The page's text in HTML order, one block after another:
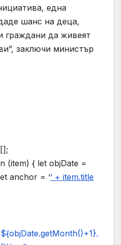
една
шанс на деца,
граждани да живеят
заключи министър
(item) { let objDate =
anchor = ‘‘ + item.title